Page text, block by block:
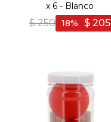
x 6 - Blanco
$ 250 $ 205
18